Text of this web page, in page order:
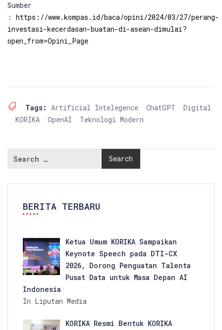
Sumber
: https://www.kompas.id/baca/opini/2024/03/27/perang-
investasi-kecerdasan-buatan-di-asean-dimulai?
open_from=Opini_Page
Tags: Artificial Intelegence ChatGPT
Digital
KORIKA
OpenAI Teknologi Modern
BERITA TERBARU
Ketua Umum KORIKA Sampaikan
Keynote Speech pada DTI-CX
2026, Dorong Penguatan Talenta
Pusat Data untuk Masa Depan AI
Indonesia
In Liputan Media
KORIKA Resmi Bentuk KORIKA